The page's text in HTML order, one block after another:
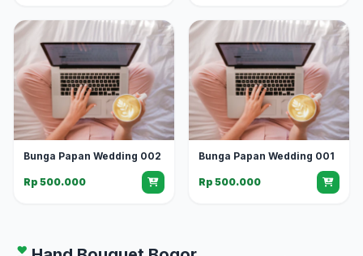
Bunga Papan Wedding 002
Rp 500.000
Bunga Papan Wedding 001
Rp 500.000